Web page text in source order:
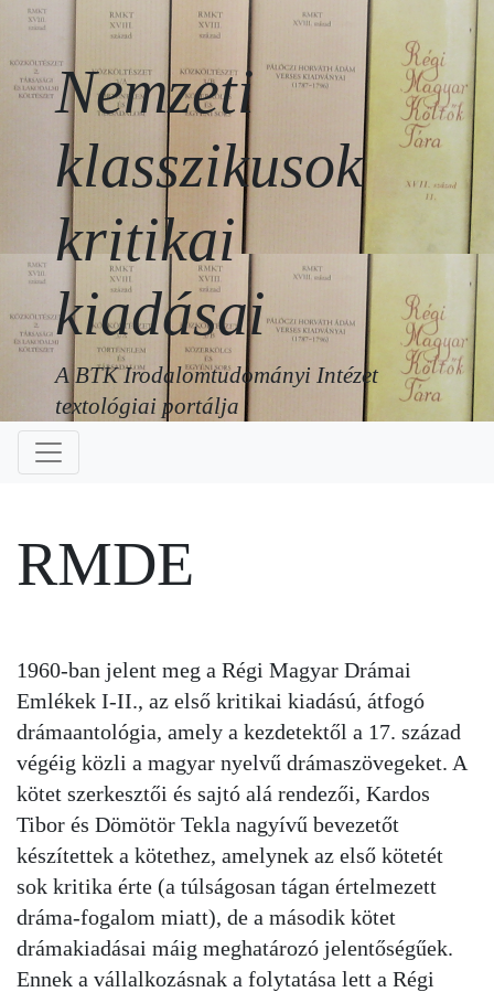
Nemzeti
klasszikusok
kritikai
kiadásai
A BTK Irodalomtudományi Intézet
textológiai portálja
RMDE
1960-ban jelent meg a Régi Magyar Drámai
Emlékek I-II., az első kritikai kiadású, átfogó
drámaantológia, amely a kezdetektől a 17. század
végéig közli a magyar nyelvű drámaszövegeket. A
kötet szerkesztői és sajtó alá rendezői, Kardos
Tibor és Dömötör Tekla nagyívű bevezetőt
készítettek a kötethez, amelynek az első kötetét
sok kritika érte (a túlságosan tágan értelmezett
dráma-fogalom miatt), de a második kötet
drámakiadásai máig meghatározó jelentőségűek.
Ennek a vállalkozásnak a folytatása lett a Régi